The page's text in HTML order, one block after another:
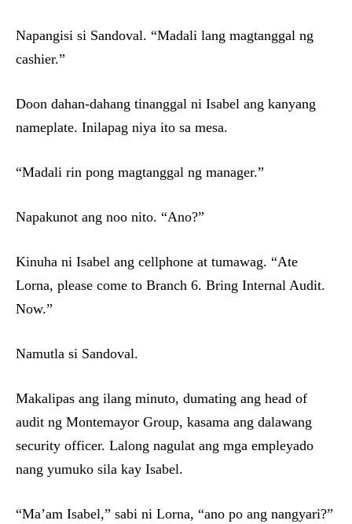
Napangisi si Sandoval. “Madali lang magtanggal ng
cashier.”
Doon dahan-dahang tinanggal ni Isabel ang kanyang
nameplate. Inilapag niya ito sa mesa.
“Madali rin pong magtanggal ng manager.”
Napakunot ang noo nito. “Ano?”
Kinuha ni Isabel ang cellphone at tumawag. “Ate
Lorna, please come to Branch 6. Bring Internal Audit.
Now.”
Namutla si Sandoval.
Makalipas ang ilang minuto, dumating ang head of
audit ng Montemayor Group, kasama ang dalawang
security officer. Lalong nagulat ang mga empleyado
nang yumuko sila kay Isabel.
“Ma’am Isabel,” sabi ni Lorna, “ano po ang nangyari?”